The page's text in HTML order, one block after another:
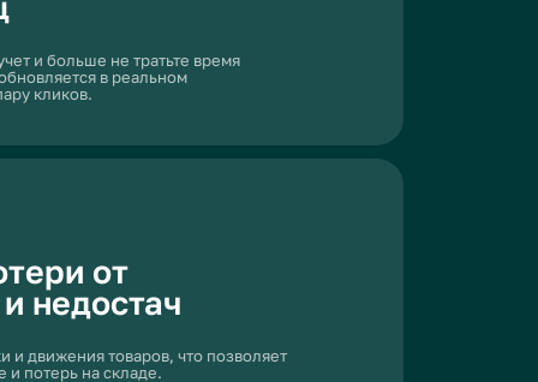
вы всегда